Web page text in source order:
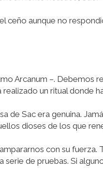
ceño aunque no
Arcanum –. Debemos
realizado un ritual donde
de Sac era genuina.
dioses de los que
con su fuerza.
serie de pruebas. Si